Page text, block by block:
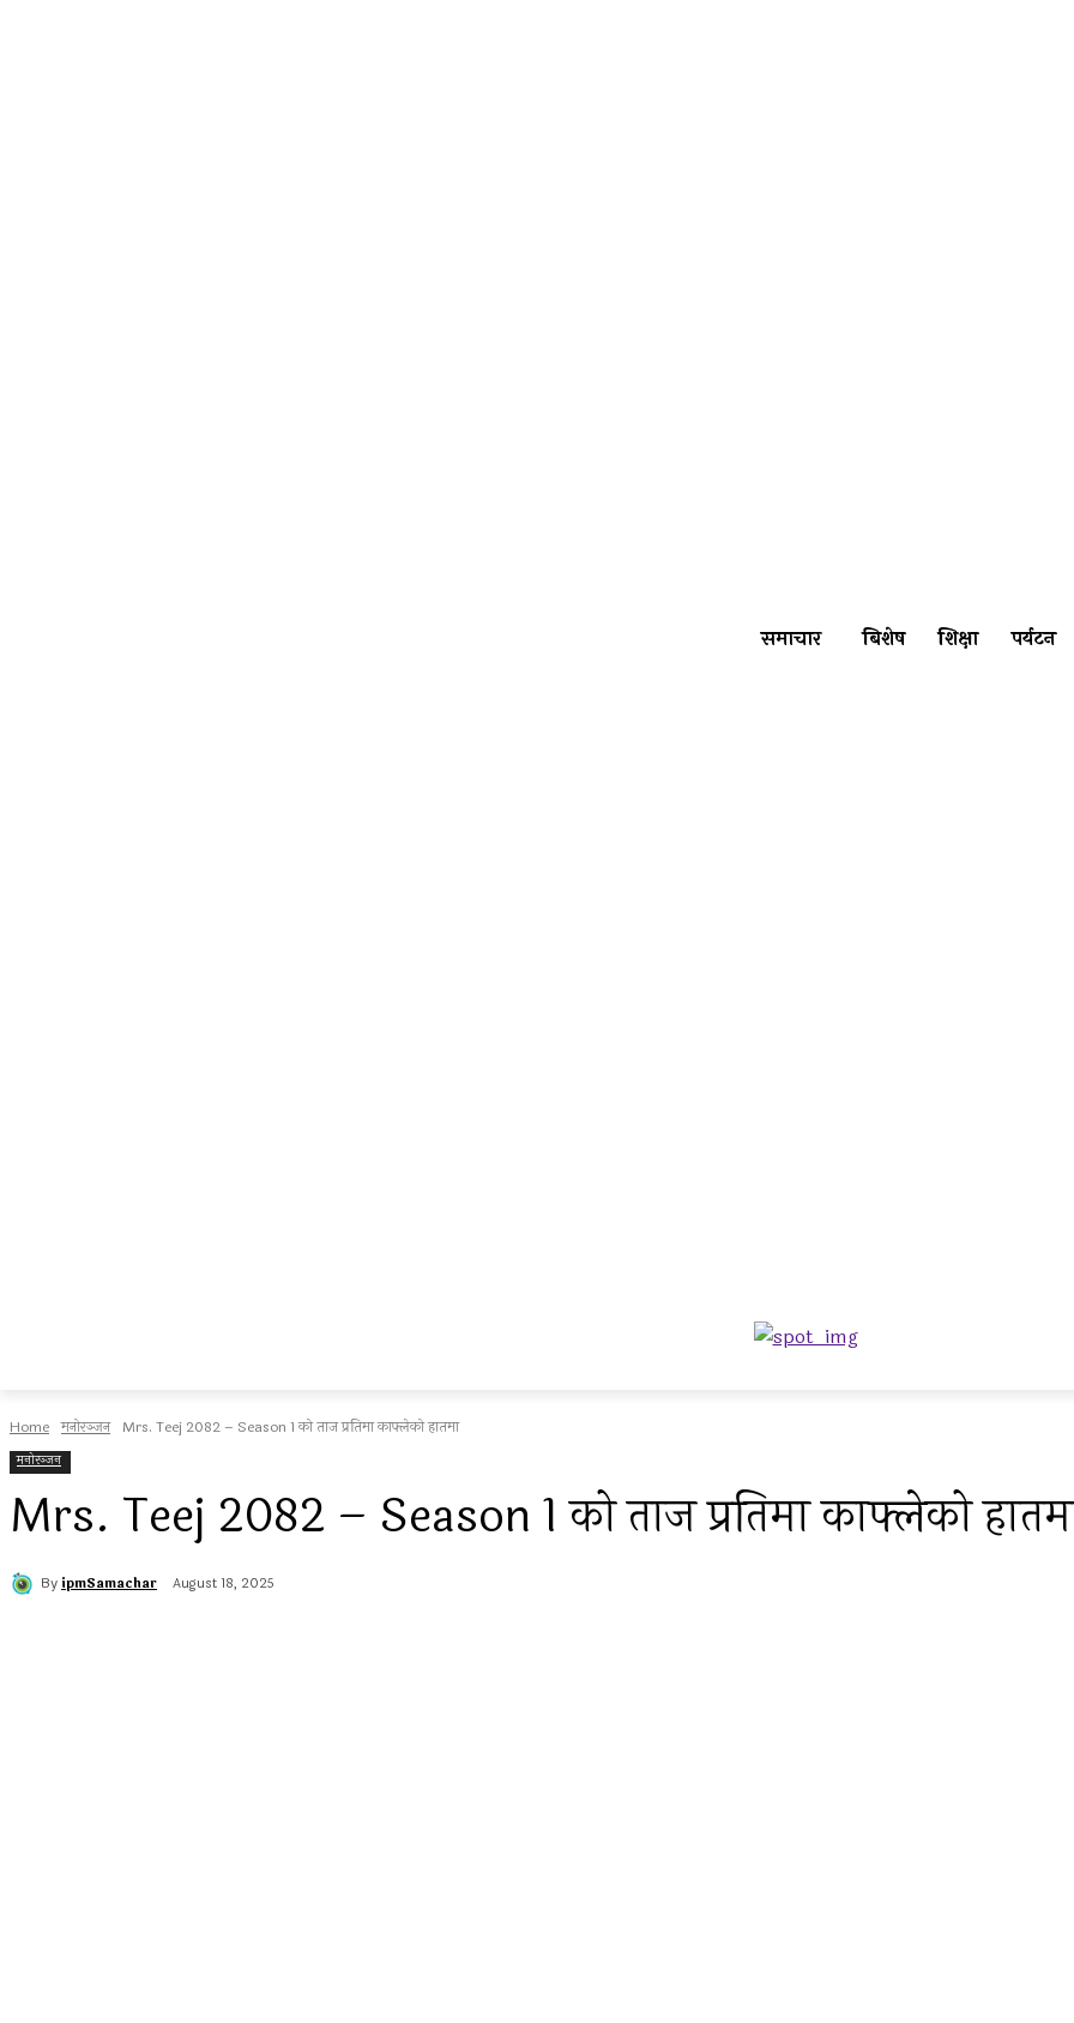
समाचार बिशेष शिक्षा पर्यटन
Home मनोरञ्जन Mrs. Teej 2082 – Season 1 को ताज प्रतिमा काफ्लेको हातमा
मनोरञ्जन
Mrs. Teej 2082 – Season 1 को ताज प्रतिमा काफ्लेको
By ipmSamachar August 18, 2025